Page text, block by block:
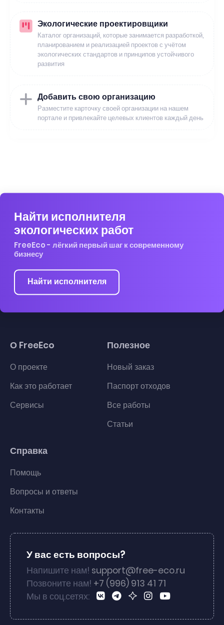
Экологические проектировщики
Каталог организаций, которые занимается разработкой,
планированием и реализацией проектов с учётом
экологических стандартов и принципов устойчивого
развития
Добавить свою организацию
Разместите карточку своей организации на нашем
портале и привлекайте целевых клиентов каждый день
Найти исполнителя
экологических работ
FreeEco - лёгкий первый шаг к современному
бизнесу
Найти исполнителя
О FreeEco
О проекте
Как это работает
Сервисы
Полезное
Новый заказ
Паспорт отходов
Все работы
Статьи
Справка
Помощь
Вопросы и ответы
Контакты
У вас есть вопросы?
Напишите нам! support@free-eco.ru
Позвоните нам! +7 (996) 913 41 71
Мы в соц.сетях: